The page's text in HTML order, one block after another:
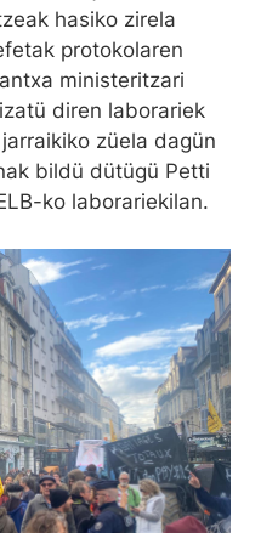
hasiko zirela
protokolaren
ministeritzari
diren laborariek
züela dagün
bildü dütügü Petti
ko laborariekilan.